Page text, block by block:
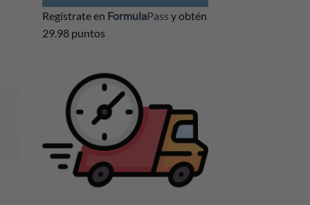
Regístrate en FormulaPass y obtén
29.98 puntos